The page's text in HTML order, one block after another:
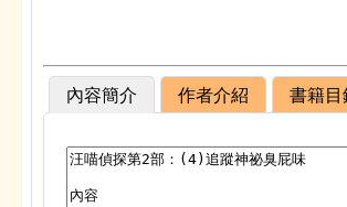
內容簡介 作者介紹 書籍目